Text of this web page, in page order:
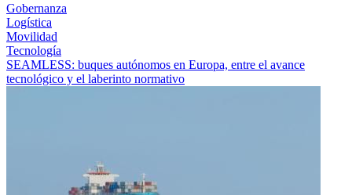
Gobernanza
Logística
Movilidad
Tecnología
SEAMLESS: buques autónomos en Europa, entre el avance
tecnológico y el laberinto normativo